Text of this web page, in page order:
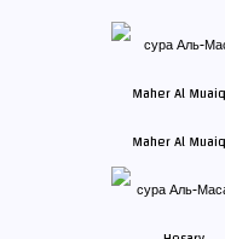
Maher Al